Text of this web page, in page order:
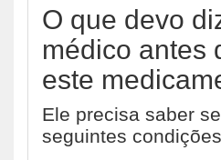
O que devo
médico antes
este
Ele precisa saber
seguintes